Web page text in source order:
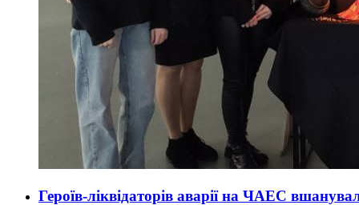
Героїв-ліквідаторів аварії на ЧАЕС